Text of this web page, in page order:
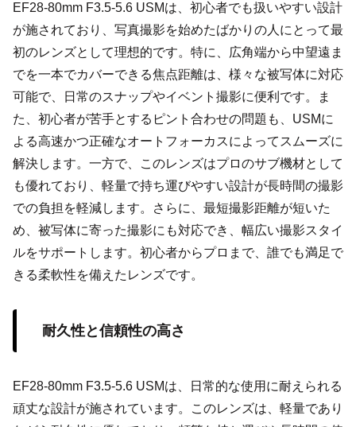
EF28-80mm F3.5-5.6 USMは、初心者でも扱いやすい設計
が施されており、写真撮影を始めたばかりの人にとって最
初のレンズとして理想的です。特に、広角端から中望遠ま
でを一本でカバーできる焦点距離は、様々な被写体に対応
可能で、日常のスナップやイベント撮影に便利です。ま
た、初心者が苦手とするピント合わせの問題も、USMに
よる高速かつ正確なオートフォーカスによってスムーズに
解決します。一方で、このレンズはプロのサブ機材として
も優れており、軽量で持ち運びやすい設計が長時間の撮影
での負担を軽減します。さらに、最短撮影距離が短いた
め、被写体に寄った撮影にも対応でき、幅広い撮影スタイ
ルをサポートします。初心者からプロまで、誰でも満足で
きる柔軟性を備えたレンズです。
耐久性と信頼性の高さ
EF28-80mm F3.5-5.6 USMは、日常的な使用に耐えられる
頑丈な設計が施されています。このレンズは、軽量であり